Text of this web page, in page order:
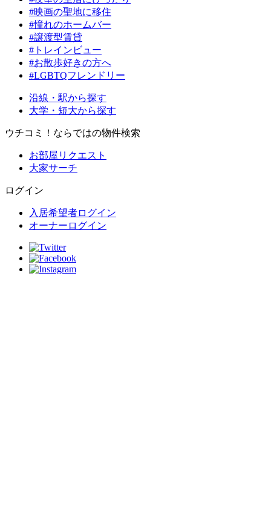
#映画の聖地に移住
#憧れのホームバー
#譲渡型賃貸
#トレインビュー
#お散歩好きの方へ
#LGBTQフレンドリー
沿線・駅から探す
大学・短大から探す
ウチコミ！ならではの物件検索
お部屋リクエスト
大家サーチ
ログイン
入居希望者ログイン
オーナーログイン